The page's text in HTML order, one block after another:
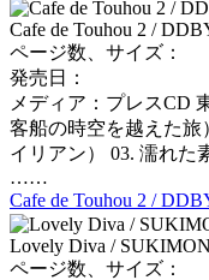
Cafe de Touhou 2 /
ページ数、サイズ：
発売日：
メディア：プレスCD
客船の時空を越えた旅
イリアン） 03. 濡れた
……
Cafe de Touhou 2 /
Lovely Diva /
ページ数、サイズ：